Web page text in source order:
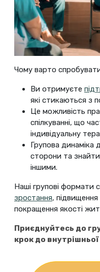
Чому варто
Ви отримуєте
які стикаються з
Це можливість
спілкуванні, що
індивідуальну
Групова динаміка
сторони та знайти
іншими.
Наші групові формати
зростання, підвищення
покращення якості
Приєднуйтесь до
крок до внутрішньої